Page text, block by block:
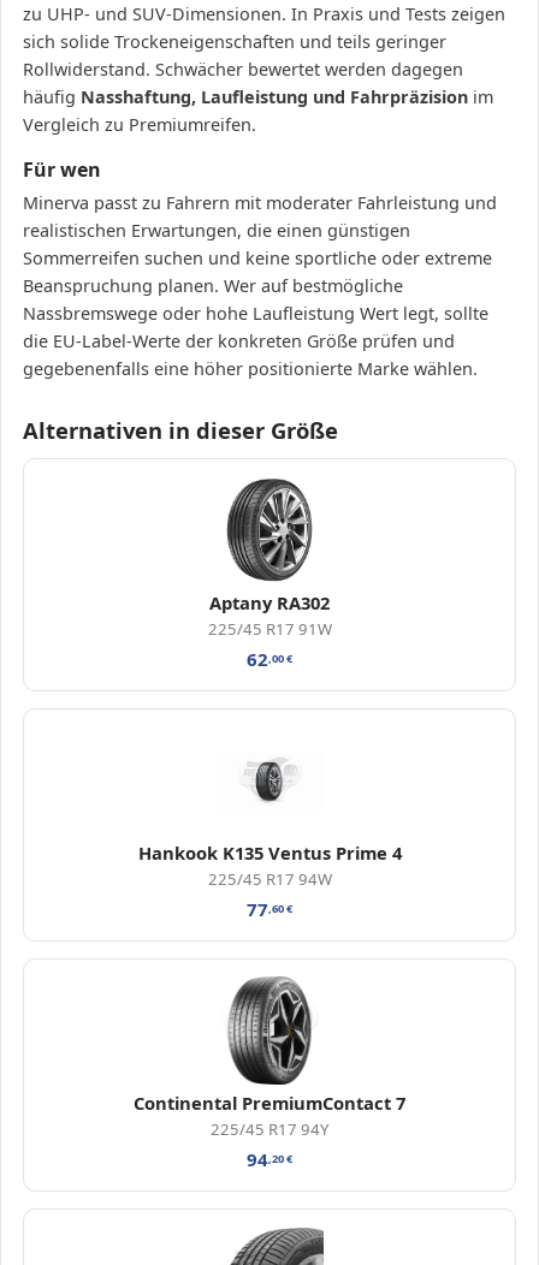
zu UHP- und SUV-Dimensionen. In Praxis und Tests zeigen
sich solide Trockeneigenschaften und teils geringer
Rollwiderstand. Schwächer bewertet werden dagegen
häufig Nasshaftung, Laufleistung und Fahrpräzision im
Vergleich zu Premiumreifen.
Für wen
Minerva passt zu Fahrern mit moderater Fahrleistung und
realistischen Erwartungen, die einen günstigen
Sommerreifen suchen und keine sportliche oder extreme
Beanspruchung planen. Wer auf bestmögliche
Nassbremswege oder hohe Laufleistung Wert legt, sollte
die EU-Label-Werte der konkreten Größe prüfen und
gegebenenfalls eine höher positionierte Marke wählen.
Alternativen in dieser Größe
Aptany RA302
225/45 R17 91W
62,00€
Hankook K135 Ventus Prime 4
225/45 R17 94W
77,60€
Continental PremiumContact 7
225/45 R17 94Y
94,20€